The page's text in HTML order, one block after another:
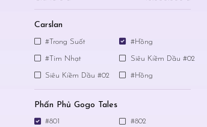
Carslan
#Trong Suốt #Hồng
#Tím Nhạt Siêu Kiềm Dầu #02
Siêu Kiềm Dầu #02 #Hồng
Phấn Phủ Gogo Tales
#801 #802